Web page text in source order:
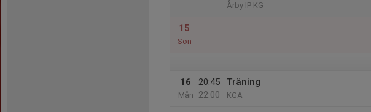
Årby IP KG
15
Sön
16
Mån
20:45
22:00
Träning
KGA